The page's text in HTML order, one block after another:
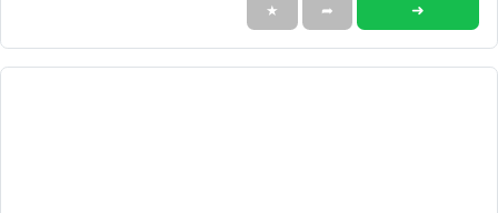
★ ➦ ➜